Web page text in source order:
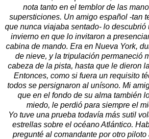
nota tanto en el temblor de las
supersticiones. Un amigo español -tan
que nunca viajaba sentado- lo descubrió
invierno en que lo invitaron a
cabina de mando. Era en Nueva York,
de nieve, y la tripulación permaneció
cabeza de la pista, hasta que le dieron
Entonces, como si fuera un requisito
todos se persignaron al unísono. Mi
que en el fondo de su alma también
miedo, le perdió para siempre el
Yo tuve una prueba todavía más sutil
estrellas sobre el océano Atlántico.
pregunté al comandante por otro